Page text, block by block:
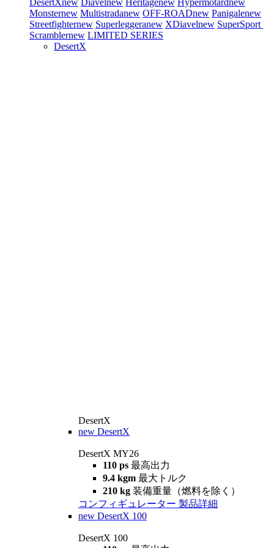
DesertXnew Diavelnew Heritagenew Hypermotardnew
Monsternew Multistradanew OFF-ROADnew Panigalenew
Streetfighternew Superleggeranew XDiavelnew SuperSport
Scramblernew LIMITED SERIES
DesertX
DesertX
new DesertX
DesertX MY26
110 ps 最高出力
9.4 kgm 最大トルク
210 kg 装備重量（燃料を除く）
コンフィギュレーター 製品詳細
new DesertX 100
DesertX 100